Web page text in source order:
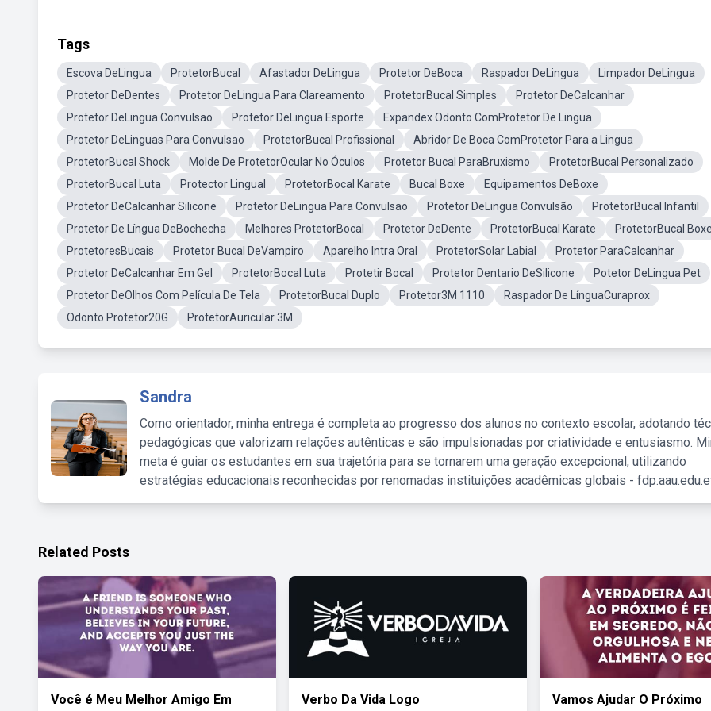
Tags
Escova DeLingua ProtetorBucal Afastador DeLingua Protetor DeBoca Raspador DeLingua
Limpador DeLingua
Protetor DeDentes
Protetor DeLingua Para Clareamento ProtetorBucal Simples
Protetor DeCalcanhar
Protetor DeLingua Convulsao
Protetor DeLingua Esporte
Expandex Odonto ComProtetor De Lingua
Protetor DeLinguas Para Convulsao
ProtetorBucal Profissional
Abridor De Boca ComProtetor Para a Lingua
ProtetorBucal Shock
Molde De ProtetorOcular No Óculos Protetor Bucal ParaBruxismo
ProtetorBucal Personalizado
ProtetorBucal Luta
Protector Lingual ProtetorBocal Karate Bucal Boxe
Equipamentos DeBoxe
Protetor DeCalcanhar Silicone
Protetor DeLingua Para Convulsao Protetor DeLingua Convulsão
ProtetorBucal Infantil
Protetor De Língua DeBochecha
Melhores ProtetorBocal Protetor DeDente ProtetorBucal Karate
ProtetorBucal
ProtetoresBucais
Protetor Bucal DeVampiro Aparelho Intra Oral ProtetorSolar Labial
Protetor ParaCalcanhar
Protetor DeCalcanhar Em Gel
ProtetorBocal Luta Protetir Bocal Protetor Dentario DeSilicone
Potetor DeLingua Pet
Protetor DeOlhos Com Película De Tela
ProtetorBucal Duplo Protetor3M 1110
Raspador De LínguaCuraprox
Odonto Protetor20G
ProtetorAuricular 3M
Sandra
Como orientador, minha entrega é completa ao progresso dos alunos no contexto escolar, adotando
pedagógicas que valorizam relações autênticas e são impulsionadas por criatividade e entusiasmo.
meta é guiar os estudantes em sua trajetória para se tornarem uma geração excepcional, utilizando
estratégias educacionais reconhecidas por renomadas instituições acadêmicas globais -
Related Posts
Você é Meu Melhor Amigo Em Verbo Da Vida Logo Vamos Ajudar O Próximo